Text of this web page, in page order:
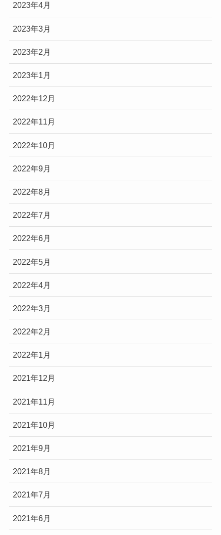
2023年4月
2023年3月
2023年2月
2023年1月
2022年12月
2022年11月
2022年10月
2022年9月
2022年8月
2022年7月
2022年6月
2022年5月
2022年4月
2022年3月
2022年2月
2022年1月
2021年12月
2021年11月
2021年10月
2021年9月
2021年8月
2021年7月
2021年6月